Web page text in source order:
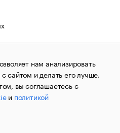
авторских прав
1995–2026.Сообщения
агентства «РБК»
службой по надзору в сфере
и массовых
09.12.2015 за номером ИА
пометкой «РБК». Отдельные
нам анализировать
сайтом и делать его лучше.
вы соглашаетесь с
и политикой